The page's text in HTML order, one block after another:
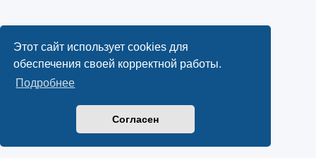
Этот сайт использует cookies для
обеспечения своей корректной работы.
Подробнее
Согласен